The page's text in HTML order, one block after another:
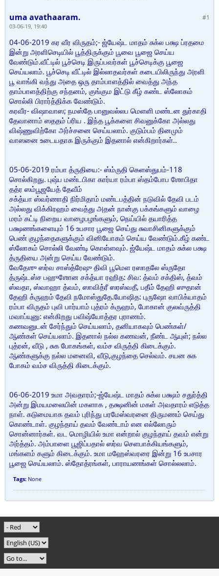
#1
uma avathaaram.
03-06-19, 19:40
04-06-2019 கர வீர விருதம்;- ஜ்யேஷ்ட மாதம் சுக்ல பக்ஷ ப்ரதமை
இன்று அரளிசெடியில் பூத்திருக்கும் பூவை பூஜை செய்ய
வேண்டும்.வீட்டில் பூச்செடி இருப்பவர்கள் பூச்செடிக்கு பூஜை
செய்யலாம். பூச்செடி வீட்டில் இல்லாதவர்கள் கடையிலிருந்து அரளி
பூ வாங்கி வந்து அதை ஒரு தாம்பாளத்தில் வைத்து அந்த
தாம்பாளத்திற்கு சந்தனம், குங்கும இட்டு கீழ் கண்ட ஸ்லோகம்
சொல்லி பிரார்த்திக்க வேண்டும்.
கரவீர- விஷாவாஸ; நமஸ்தே பானுவல்லப மெளளி மண்டன துர்காதி
தேவானாம் ஸததம் ப்ரிய . இந்த பூக்களை சிவனுக்கோ அல்லது
விஷ்ணுவிற்கோ அர்ச்சனை செய்யலாம். குடும்பம் தினமும்
வாஸனை உடையதாக இருக்கும் இதனால் என்கிறார்கள்..
05-06-2019 ரம்பா த்ருதியை:- ஸ்ம்ருதி கெளஸ்துபம்-118
சொல்கிறது. புஷ்ப மண்டபிகா கார்யா ரம்பா ஸ்தம்போப ஶோபிதா
தத்ர ஸம்பூஜயேத் தேவீம்
சக்த்யா ஸ்வர்ணாதி நிர்மிதாம் மண்டபத்தின் நடுவில் தேவி படம்
அல்லது விக்கிரஹம் வைத்து அதன் நான்கு பக்கங்களும் வாழை
மரம் கட்டி நிறைய வாழைபழங்களும், நெய்யில் தயாரித்த
பக்ஷணங்களையும் 16 உபசார பூஜை செய்து சுவாசினிகளுக்கும்
பெண் குழந்தைகளுக்கும் வினியோகம் செய்ய வேண்டும்.கீழ் கண்ட
ஸ்லோகம் சொல்லி வேண்டி கொள்ளவும். ஜ்யேஷ்ட மாதம் சுக்ல பக்ஷ
த்ருதியை அன்று செய்ய வேண்டும்.
வேதேஶு ஸர்வ சாஸ்த்ரேஷு திவி பூமெள ரஸாதலே ஸ்ருதோ
த்ருஷ்டஸ்ச பஹுஶோன சக்த்யா ரஹித: சிவ: த்வம் சக்திஸ், த்வம்
ஸ்வதா, ஸ்வாஹா த்வம், ஸாவித்ரீ ஸரஸ்வதீ, பதீம் தேஹி ஸுதான்
தேஹி க்ருஹம் தேவி நமோஸ்துதே.யோஷித: புருஷோ வாபிக்யாதம்
ரம்பா விருதம் புவி பார்யாம் புத்ரம் க்ருஹம், போகான் குலவ்ருத்தி
மவாப்யுனு: என்கிறது பவிஷ்யோத்தர புராணம்.
கணவனுடன் சேர்ந்தும் செய்யலாம், தனியாகவும் பெண்கள்/
ஆண்கள் செய்யலாம். இதனால் நல்ல கணவன், நீண்ட ஆயுள்; நல்ல
புத்ரன், வீடு , சுக போகங்கள், வம்ச விருத்தி கிடைக்கும்.
ஆண்களுக்கு நல்ல மனைவி, வீடு,குழந்தை செல்வம். சயன சுக
போகம் வம்ச விருத்தி கிடைக்கும்.
06-06-2019 உமா அவதாரம்;-ஜ்யேஷ்ட மாதம் சுக்ல பக்ஷம் சதுர்த்தி
அன்று இமயமலையின் மகளாக , தக்ஷனின் மகள் அவதாரம் எடுத்த
நாள். கடுமையாக தவம் புரிந்து பரமேஸ்வரனை திருமணம் செய்து
கொண்டாள். குழந்தாய் தவம் வேண்டாம் என எல்லோரும்
சொன்னார்கள். வட மொழியில் உமா என்றால் குழந்தாய் தவம் என்று
அர்த்தம். அம்பாளை பூஜிப்பதால் ஸர்வ செளபாக்கியங்களும்,
மங்களம் களும் கிடைக்கும். உமா மஹேஸ்வரரை இன்று 16 உபசார
பூஜை செய்யலாம். ஸ்தோத்ரங்கள், பாராயணங்கள் சொல்லலாம்.
Tags: None